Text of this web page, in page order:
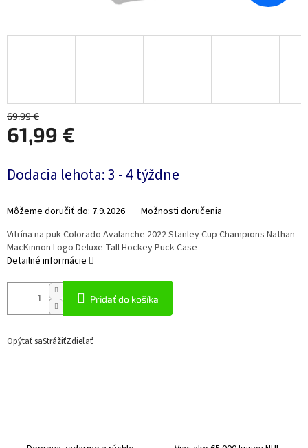
69,99 €
61,99 €
cena:
Dodacia lehota: 3 - 4 týždne
Môžeme doručiť do: 7.9.2026 Možnosti doručenia
Pridať do košíka
Vitrína na puk Colorado Avalanche 2022 Stanley Cup Champions Nathan
MacKinnon Logo Deluxe Tall Hockey Puck Case
Detailné informácie
Opýtať saStrážiťZdieľať